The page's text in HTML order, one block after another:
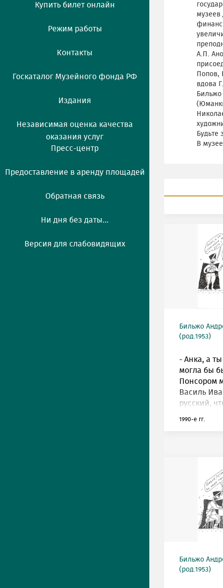
Купить билет онлайн
Режим работы
Контакты
Госкаталог Музейного фонда РФ
Издания
Независимая оценка качества
оказания услуг
Пресс-центр
Предоставление в аренду площадей
Обратная связь
Ни дня без даты...
Версия для слабовидящих
музеев
А.П.
вдова
Будьте
В
Бильжо
(род.1953)
- Анка, а
могла бы
Понсором
Василь
русский,
1990-е гг.
Бильжо
(род.1953)